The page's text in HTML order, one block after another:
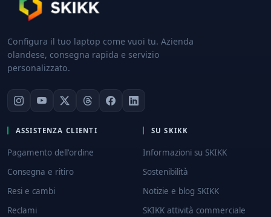
Configura il tuo laptop come vuoi tu. Azienda
olandese, consegna rapida e servizio
personalizzato.
ASSISTENZA CLIENTI
Pagamento dell'ordine
Consegna e ritiro
Resi e cambi
Reclami
SU SKIKK
Informazioni su SKIKK
Sostenibilità
Notizie e blog SKIKK
SKIKK attività commerciale